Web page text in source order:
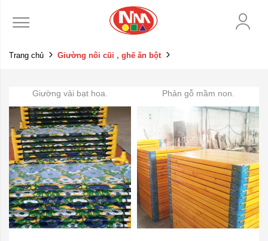
Trang chủ Giường nôi cũi , ghế ăn bột
Giường vải bạt hoa. Phản gỗ mầm non.